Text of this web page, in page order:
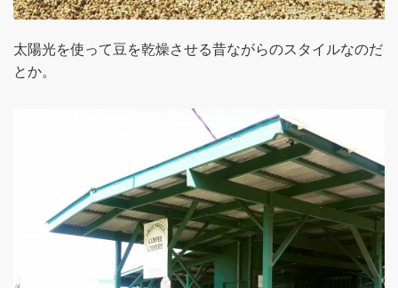
太陽光を使って豆を乾燥させる昔ながらのスタイルなのだ
とか。